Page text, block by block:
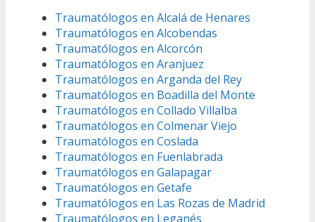
Traumatólogos en Alcalá de Henares
Traumatólogos en Alcobendas
Traumatólogos en Alcorcón
Traumatólogos en Aranjuez
Traumatólogos en Arganda del Rey
Traumatólogos en Boadilla del Monte
Traumatólogos en Collado Villalba
Traumatólogos en Colmenar Viejo
Traumatólogos en Coslada
Traumatólogos en Fuenlabrada
Traumatólogos en Galapagar
Traumatólogos en Getafe
Traumatólogos en Las Rozas de Madrid
Traumatólogos en Leganés